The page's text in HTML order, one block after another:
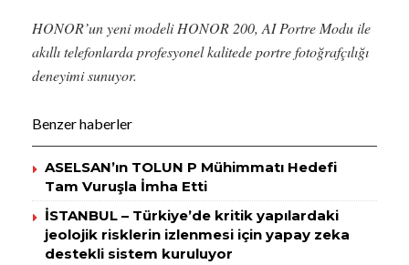
HONOR’un yeni modeli HONOR 200, AI Portre Modu ile
akıllı telefonlarda profesyonel kalitede portre fotoğrafçılığı
deneyimi sunuyor.
Benzer haberler
ASELSAN’ın TOLUN P Mühimmatı Hedefi
Tam Vuruşla İmha Etti
İSTANBUL – Türkiye’de kritik yapılardaki
jeolojik risklerin izlenmesi için yapay zeka
destekli sistem kuruluyor